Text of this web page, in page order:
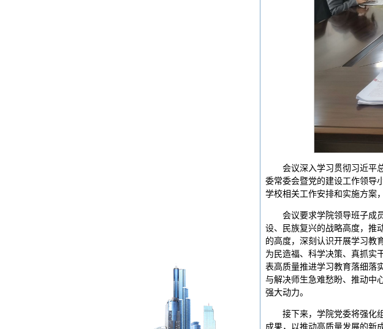
会议深入学习贯彻习近平
委常委会暨党的建设工作领导
学校相关工作安排和实施方案
会议要求学院领导班子成
设、民族复兴的战略高度，推
的高度，深刻认识开展学习教
为民造福、科学决策、真抓实
表高质量推进学习教育落细落
与解决师生急难愁盼、推动中
强大动力。
接下来，学院党委将强化
成果，以推动高质量发展的新